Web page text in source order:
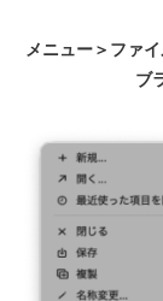
メニュー＞ファ
ブ